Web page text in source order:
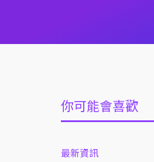
你可能會喜歡
最新資訊